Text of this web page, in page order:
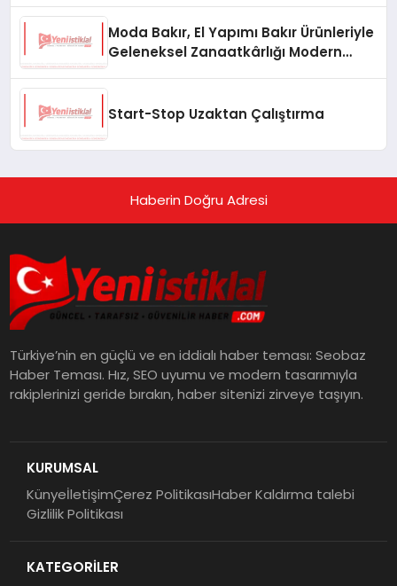
Moda Bakır, El Yapımı Bakır Ürünleriyle
Geleneksel Zanaatkârlığı Modern
Start-Stop Uzaktan Çalıştırma
Haberin Doğru Adresi
Türkiye’nin en güçlü ve en iddialı haber teması: Seobaz
Haber Teması. Hız, SEO uyumu ve modern tasarımıyla
rakiplerinizi geride bırakın, haber sitenizi zirveye taşıyın.
KURUMSAL
KünyeİletişimÇerez PolitikasıHaber Kaldırma talebi
Gizlilik Politikası
KATEGORİLER